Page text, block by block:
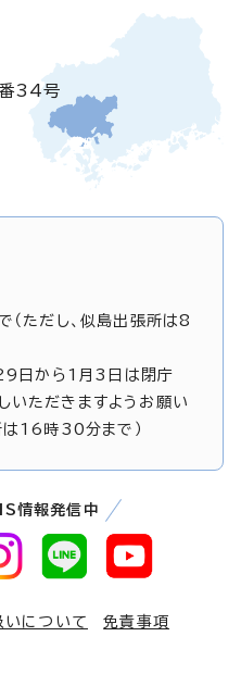
34号
ただし、似島出張所は8
日から1月3日は閉庁
いただきますようお願い
は16時30分まで）
情報発信中
いについて
免責事項